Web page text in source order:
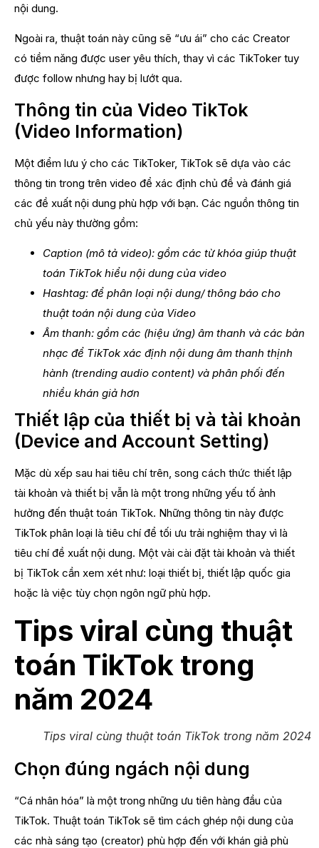
nội dung.
Ngoài ra, thuật toán này cũng sẽ “ưu ái” cho các Creator
có tiềm năng được user yêu thích, thay vì các TikToker tuy
được follow nhưng hay bị lướt qua.
Thông tin của Video TikTok
(Video Information)
Một điểm lưu ý cho các TikToker, TikTok sẽ dựa vào các
thông tin trong trên video để xác định chủ đề và đánh giá
các đề xuất nội dung phù hợp với bạn. Các nguồn thông tin
chủ yếu này thường gồm:
Caption (mô tả video): gồm các từ khóa giúp thuật
toán TikTok hiểu nội dung của video
Hashtag: để phân loại nội dung/ thông báo cho
thuật toán nội dung của Video
Âm thanh: gồm các (hiệu ứng) âm thanh và các bản
nhạc để TikTok xác định nội dung âm thanh thịnh
hành (trending audio content) và phân phối đến
nhiều khán giả hơn
Thiết lập của thiết bị và tài khoản
(Device and Account Setting)
Mặc dù xếp sau hai tiêu chí trên, song cách thức thiết lập
tài khoản và thiết bị vẫn là một trong những yếu tố ảnh
hưởng đến thuật toán TikTok. Những thông tin này được
TikTok phân loại là tiêu chí để tối ưu trải nghiệm thay vì là
tiêu chí đề xuất nội dung. Một vài cài đặt tài khoản và thiết
bị TikTok cần xem xét như: loại thiết bị, thiết lập quốc gia
hoặc là việc tùy chọn ngôn ngữ phù hợp.
Tips viral cùng thuật
toán TikTok trong
năm 2024
Tips viral cùng thuật toán TikTok trong năm 2024
Chọn đúng ngách nội dung
“Cá nhân hóa” là một trong những ưu tiên hàng đầu của
TikTok. Thuật toán TikTok sẽ tìm cách ghép nội dung của
các nhà sáng tạo (creator) phù hợp đến với khán giả phù